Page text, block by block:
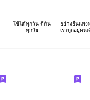
ใช้ได้ทุกวัน ตีกัน
ทุกวัย
อย่างอื่นแพง
เราถูกอยู่คน